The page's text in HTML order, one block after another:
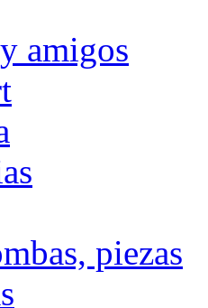
amigos
piezas